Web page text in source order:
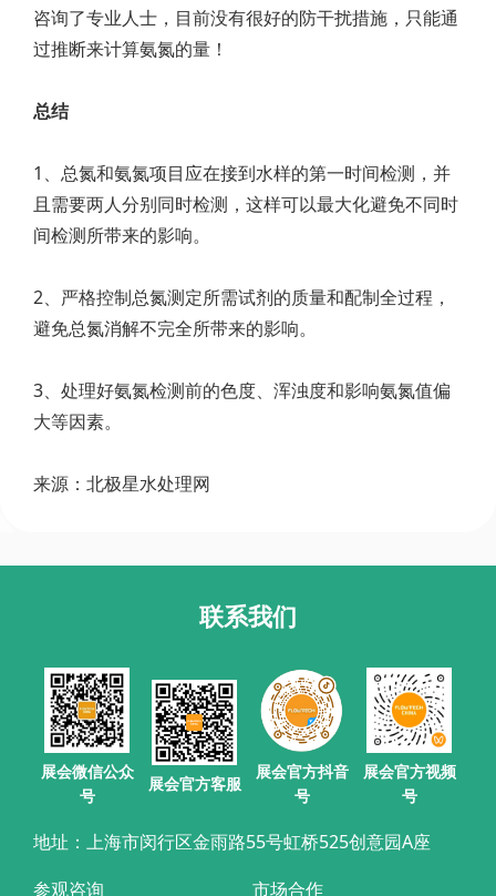
咨询了专业人士，目前没有很好的防干扰措施，只能通
过推断来计算氨氮的量！
总结
1、总氮和氨氮项目应在接到水样的第一时间检测，并
且需要两人分别同时检测，这样可以最大化避免不同时
间检测所带来的影响。
2、严格控制总氮测定所需试剂的质量和配制全过程，
避免总氮消解不完全所带来的影响。
3、处理好氨氮检测前的色度、浑浊度和影响氨氮值偏
大等因素。
来源：北极星水处理网
联系我们
展会微信公众
号
展会官方客服
展会官方抖音
号
展会官方视频
号
地址：上海市闵行区金雨路55号虹桥525创意园A座
参观咨询
市场合作